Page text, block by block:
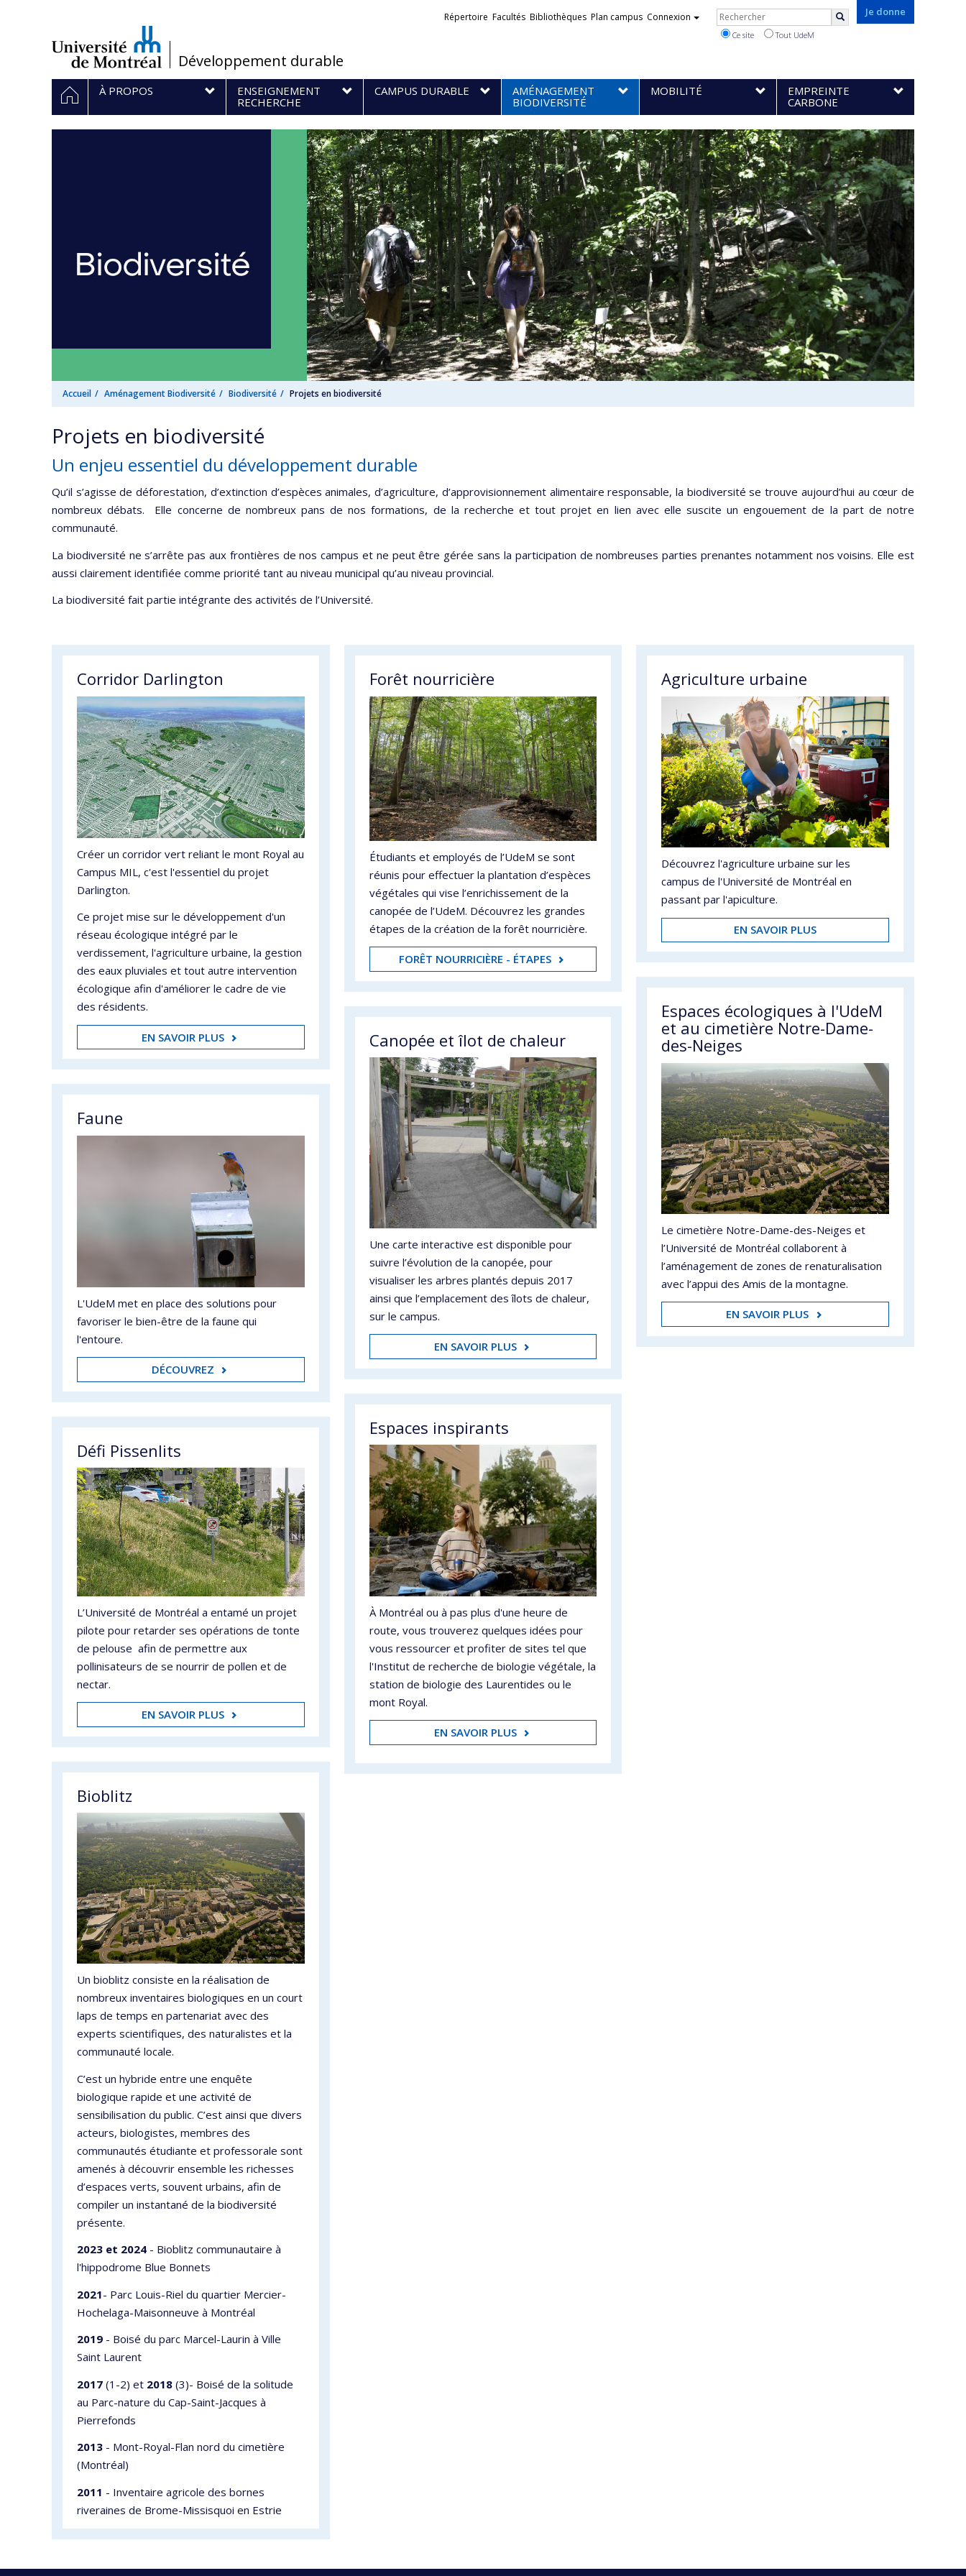
/Développement durable
Je donne
Liens
Répertoire Facultés Bibliothèques Plan campus Connexion Rechercher
Ce site Tout UdeM
Navigation
principale
ACCUEIL
À PROPOS
ENSEIGNEMENT
RECHERCHE
CAMPUS DURABLE
AMÉNAGEMENT
BIODIVERSITÉ
MOBILITÉ
EMPREINTE
CARBONE
Accueil Aménagement Biodiversité Biodiversité Projets en biodiversité
Projets en biodiversité
Un enjeu essentiel du développement durable
Qu’il s’agisse de déforestation, d’extinction d’espèces animales, d’agriculture, d’approvisionnement alimentaire responsable, la biodiversité se trouve aujourd’hui au cœur de
nombreux débats. Elle concerne de nombreux pans de nos formations, de la recherche et tout projet en lien avec elle suscite un engouement de la part de notre
communauté.
La biodiversité ne s’arrête pas aux frontières de nos campus et ne peut être gérée sans la participation de nombreuses parties prenantes notamment nos voisins. Elle est
aussi clairement identifiée comme priorité tant au niveau municipal qu’au niveau provincial.
La biodiversité fait partie intégrante des activités de l’Université.
Corridor Darlington
Créer un corridor vert reliant le mont Royal au
Campus MIL, c'est l'essentiel du projet
Darlington.
Ce projet mise sur le développement d'un
réseau écologique intégré par le
verdissement, l'agriculture urbaine, la gestion
des eaux pluviales et tout autre intervention
écologique afin d'améliorer le cadre de vie
des résidents.
EN SAVOIR PLUS
Faune
L'UdeM met en place des solutions pour
favoriser le bien-être de la faune qui
l'entoure.
DÉCOUVREZ
Défi Pissenlits
L’Université de Montréal a entamé un projet
pilote pour retarder ses opérations de tonte
de pelouse afin de permettre aux
pollinisateurs de se nourrir de pollen et de
nectar.
EN SAVOIR PLUS
Bioblitz
Un bioblitz consiste en la réalisation de
nombreux inventaires biologiques en un court
laps de temps en partenariat avec des
experts scientifiques, des naturalistes et la
communauté locale.
C’est un hybride entre une enquête
biologique rapide et une activité de
sensibilisation du public. C’est ainsi que divers
acteurs, biologistes, membres des
communautés étudiante et professorale sont
amenés à découvrir ensemble les richesses
d’espaces verts, souvent urbains, afin de
compiler un instantané de la biodiversité
présente.
2023 et 2024 - Bioblitz communautaire à
l'hippodrome Blue Bonnets
2021- Parc Louis-Riel du quartier Mercier-
Hochelaga-Maisonneuve à Montréal
2019 - Boisé du parc Marcel-Laurin à Ville
Saint Laurent
2017 (1-2) et 2018 (3)- Boisé de la solitude
au Parc-nature du Cap-Saint-Jacques à
Pierrefonds
2013 - Mont-Royal-Flan nord du cimetière
(Montréal)
2011 - Inventaire agricole des bornes
riveraines de Brome-Missisquoi en Estrie
Forêt nourricière
Étudiants et employés de l’UdeM se sont
réunis pour effectuer la plantation d’espèces
végétales qui vise l’enrichissement de la
canopée de l’UdeM. Découvrez les grandes
étapes de la création de la forêt nourricière.
FORÊT NOURRICIÈRE - ÉTAPES
Canopée et îlot de chaleur
Une carte interactive est disponible pour
suivre l’évolution de la canopée, pour
visualiser les arbres plantés depuis 2017
ainsi que l’emplacement des îlots de chaleur,
sur le campus.
EN SAVOIR PLUS
Espaces inspirants
À Montréal ou à pas plus d'une heure de
route, vous trouverez quelques idées pour
vous ressourcer et profiter de sites tel que
l'Institut de recherche de biologie végétale, la
station de biologie des Laurentides ou le
mont Royal.
EN SAVOIR PLUS
Agriculture urbaine
Découvrez l'agriculture urbaine sur les
campus de l'Université de Montréal en
passant par l'apiculture.
EN SAVOIR PLUS
Espaces écologiques à l'UdeM
et au cimetière Notre-Dame-
des-Neiges
Le cimetière Notre-Dame-des-Neiges et
l’Université de Montréal collaborent à
l’aménagement de zones de renaturalisation
avec l’appui des Amis de la montagne.
EN SAVOIR PLUS